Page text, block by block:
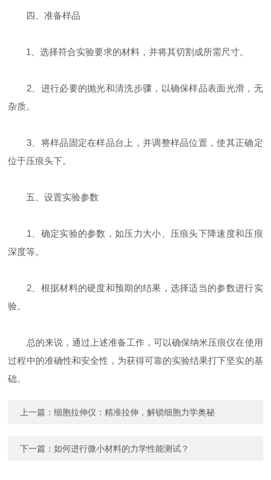
四、准备样品
1、选择符合实验要求的材料，并将其切割成所需尺寸。
2、进行必要的抛光和清洗步骤，以确保样品表面光滑，无
杂质。
3、将样品固定在样品台上，并调整样品位置，使其正确定
位于压痕头下。
五、设置实验参数
1、确定实验的参数，如压力大小、压痕头下降速度和压痕
深度等。
2、根据材料的硬度和预期的结果，选择适当的参数进行实
验。
总的来说，通过上述准备工作，可以确保纳米压痕仪在使用
过程中的准确性和安全性，为获得可靠的实验结果打下坚实的基
础。
上一篇：细胞拉伸仪：精准拉伸，解锁细胞力学奥秘
下一篇：如何进行微小材料的力学性能测试？